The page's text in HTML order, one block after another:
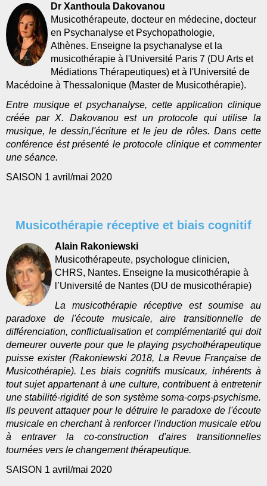
Dr Xanthoula Dakovanou
Musicothérapeute, docteur en médecine, docteur
en Psychanalyse et Psychopathologie,
Athènes. Enseigne la psychanalyse et la
musicothérapie à l'Université Paris 7 (DU Arts et
Médiations Thérapeutiques) et à l'Université de
Macédoine à Thessalonique (Master de Musicothérapie).
Entre musique et psychanalyse, cette application clinique
créée par X. Dakovanou est un protocole qui utilise la
musique, le dessin,l'écriture et le jeu de rôles. Dans cette
conférence ést présenté le protocole clinique et commenter
une séance.
SAISON 1 avril/mai 2020
Musicothérapie réceptive et biais cognitif
Alain Rakoniewski
Musicothérapeute, psychologue clinicien,
CHRS, Nantes. Enseigne la musicothérapie à
l’Université de Nantes (DU de musicothérapie)
La musicothérapie réceptive est soumise au
paradoxe de l'écoute musicale, aire transitionnelle de
différenciation, conflictualisation et complémentarité qui doit
demeurer ouverte pour que le playing psychothérapeutique
puisse exister (Rakoniewski 2018, La Revue Française de
Musicothérapie). Les biais cognitifs musicaux, inhérents à
tout sujet appartenant à une culture, contribuent à entretenir
une stabilité-rigidité de son système soma-corps-psychisme.
Ils peuvent attaquer pour le détruire le paradoxe de l'écoute
musicale en cherchant à renforcer l'induction musicale et/ou
à entraver la co-construction d'aires transitionnelles
tournées vers le changement thérapeutique.
SAISON 1 avril/mai 2020